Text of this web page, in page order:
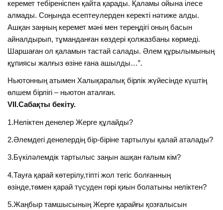
керемет тебіреніспен қайта қарады. Қаламы ойына ілесе
алмады. Соңында есептеулерден керекті нәтиже алды.
Ашқан заңның керемет мәні мен тереңдігі оның басын
айналдырып, тұманданған көздері қолжазбаны көрмеді.
Шаршаған ол қаламын тастай салады. Әлем құрылымының
құпиясы жалғыз өзіне ғана ашылды…”.
Ньютонның атымен Халықаралық бiрлiк жүйесiнде күштiң
өлшем бiрлiгi – ньютон аталған.
VII.Сабақты бекіту.
1.Неліктен денелер Жерге құлайды?
2.Әлемдегі денелердің бір-біріне тартылуы қалай аталады?
3.Бүкіләлемдік тартылыс заңын ашқан ғалым кім?
4.Тауға қарай көтерілу,тіпті жол тегіс болғанның
өзінде,төмен қарай түсуден гөрі қиын болатыны неліктен?
5.Жаңбыр тамшысының Жерге қарайғы қозғалысын